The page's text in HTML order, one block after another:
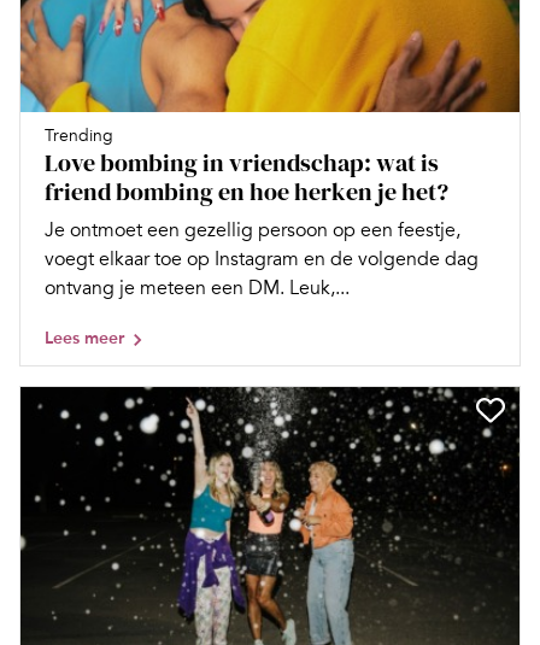
Trending
Love bombing in vriendschap: wat is
friend bombing en hoe herken je het?
Je ontmoet een gezellig persoon op een feestje,
voegt elkaar toe op Instagram en de volgende dag
ontvang je meteen een DM. Leuk,...
Lees meer